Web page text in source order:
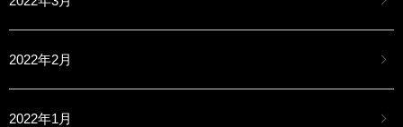
2022年2月
2022年1月